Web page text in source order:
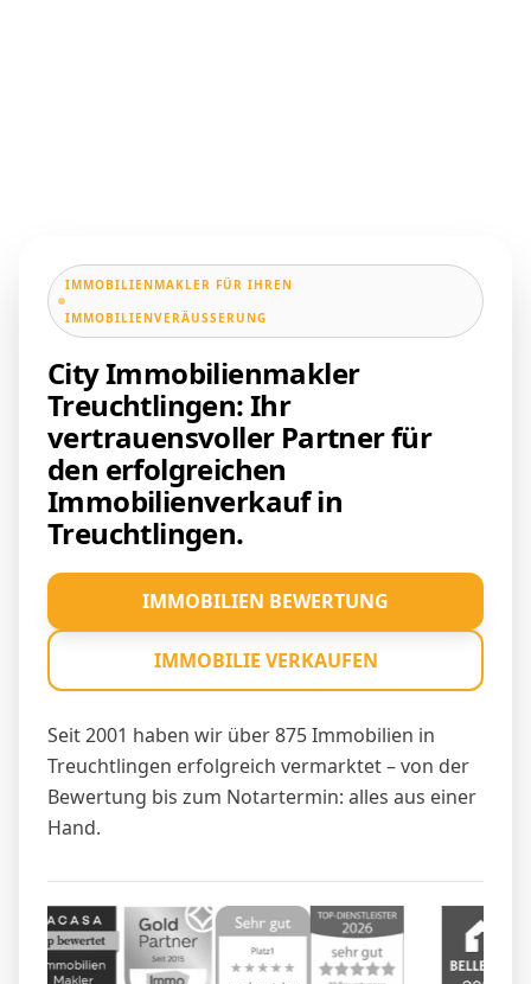
IMMOBILIENMAKLER FÜR IHREN
IMMOBILIENVERÄUSSERUNG
City Immobilienmakler
Treuchtlingen: Ihr
vertrauensvoller Partner für
den erfolgreichen
Immobilienverkauf in
Treuchtlingen.
Seit 2001 haben wir über 875 Immobilien in
Treuchtlingen erfolgreich vermarktet – von der
Bewertung bis zum Notartermin: alles aus einer
Hand.
IMMOBILIEN BEWERTUNG
IMMOBILIE VERKAUFEN